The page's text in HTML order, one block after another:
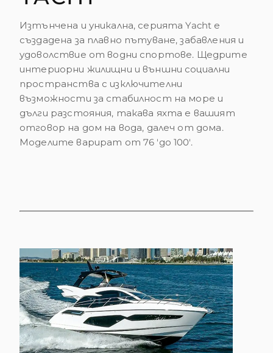
Изтънчена и уникална, серията Yacht е
създадена за плавно пътуване, забавления и
удоволствие от водни спортове. Щедрите
интериорни жилищни и външни социални
пространства с изключителни
възможности за стабилност на море и
дълги разстояния, такава яхта е вашият
отговор на дом на вода, далеч от дома.
Моделите варират от 76 'до 100'.